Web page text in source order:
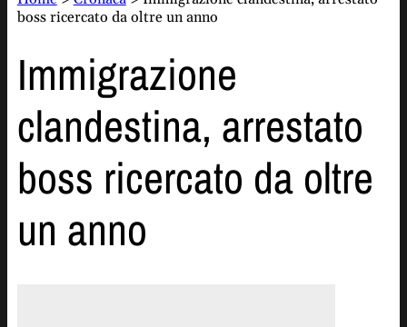
boss ricercato da oltre un anno
Immigrazione
clandestina, arrestato
boss ricercato da oltre
un anno